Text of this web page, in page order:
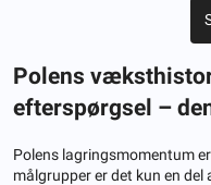
Polens
efterspørgsel –
Polens lagringsmomentum
målgrupper er det kun en del